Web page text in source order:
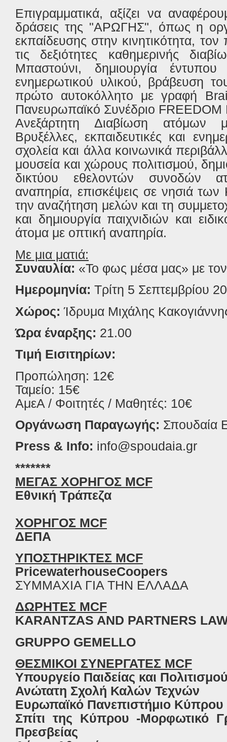
Επιγραμματικά, αξίζει να
δράσεις της "ΑΡΩΓΗΣ", όπως η
εκπαίδευσης στην κινητικότητα,
τις δεξιότητες καθημερινής
Μπαστούνι, δημιουργία έντυπου
ενημερωτικού υλικού, βράβευση
πρώτο αυτοκόλλητο με γραφή
Πανευρωπαϊκό Συνέδριο FREEDOM
Ανεξάρτητη Διαβίωση ατόμων
Βρυξέλλες, εκπαιδευτικές και
σχολεία και άλλα κοινωνικά
μουσεία και χώρους πολιτισμού,
δικτύου εθελοντών συνοδών
αναπηρία, επισκέψεις σε νησιά
την αναζήτηση μελών και τη
και δημιουργία παιχνιδιών και
άτομα με οπτική αναπηρία.
Με μια ματιά:
Συναυλία: «Το φως μέσα μας» με
Ημερομηνία: Τρίτη 5 Σεπτεμβρίου
Χώρος:Ίδρυμα Μιχάλης
Ώρα έναρξης: 21.00
Τιμή Εισιτηρίων:
Προπώληση: 12€
Ταμείο: 15€
ΑμεΑ / Φοιτητές / Μαθητές: 10€
Οργάνωση Παραγωγής: Σπουδαία
Press & Info: info@spoudaia.gr
*******
ΜΕΓΑΣ ΧΟΡΗΓΟΣ MCF
Εθνική Τράπεζα
ΧΟΡΗΓΟΣ MCF
ΔΕΠΑ
ΥΠΟΣΤΗΡΙΚΤΕΣ MCF
PricewaterhouseCoopers
ΣΥΜΜΑΧΙΑ ΓΙΑ ΤΗΝ ΕΛΛΑΔΑ
ΔΩΡΗΤΕΣ MCF
KARANTZAS AND PARTNERS
GRUPPO GEMELLO
ΘΕΣΜΙΚΟΙ ΣΥΝΕΡΓΑΤΕΣ MCF
Υπουργείο Παιδείας και
Ανώτατη Σχολή Καλών Τεχνών
Ευρωπαϊκό Πανεπιστήμιο Κύπρου
Σπίτι της Κύπρου -Μορφωτικό
Πρεσβείας